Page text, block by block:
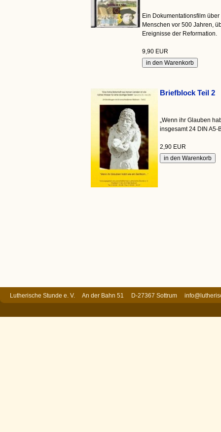
Ein Dokumentationsfilm
Menschen vor 500 Jahren,
Ereignisse der Reformation.
9,90 EUR
Briefblock Teil 2
„Wenn ihr Glauben
insgesamt 24 DIN A5-
2,90 EUR
Lutherische Stunde e. V. An der Bahn 51 D-27367 Sottrum